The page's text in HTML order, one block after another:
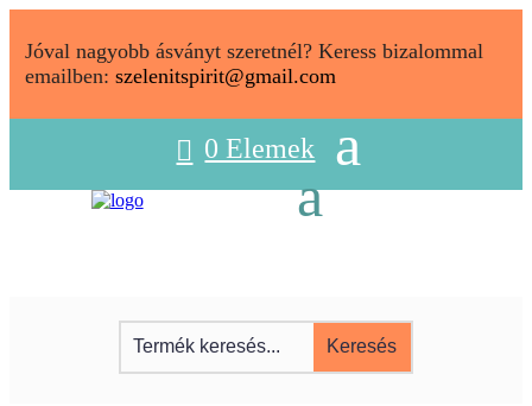
Jóval nagyobb ásványt szeretnél? Keress bizalommal
emailben: szelenitspirit@gmail.com
0 Elemek